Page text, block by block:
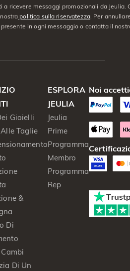
a ricevere messaggi promozionali da Jeulia.
politica sulla riservatezza. Per
in ogni messaggio o contatta il
Gioielli
Taglie
&
Di
Cambi
Di Un
ESPLORA
JEULIA
Jeulia
Prime
Programma
Membro
Programma
Rep
Noi